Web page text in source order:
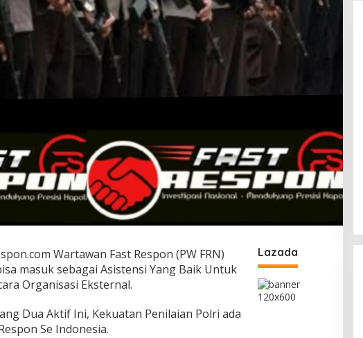
Wartawan Fast Respon (PW FRN)
masuk sebagai Asistensi Yang Baik Untuk
Organisasi Eksternal.
Dua Aktif Ini, Kekuatan Penilaian Polri ada
Se Indonesia.
Lazada